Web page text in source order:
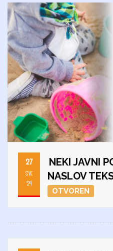
27
SVI
'24
NEKI JAVNI
NASLOV
OTVOREN